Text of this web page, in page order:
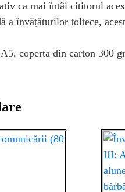
ca mai întâi cititorul
a învățăturilor toltece,
coperta din carton 300